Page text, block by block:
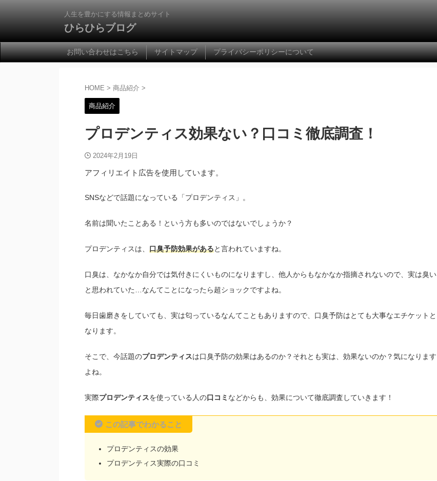
人生を豊かにする情報まとめサイト
ひらひらブログ
お問い合わせはこちら サイトマップ プライバシーポリシーについて
HOME > 商品紹介 >
商品紹介
プロデンティス効果ない？口コミ徹底調査！
2024年2月19日
アフィリエイト広告を使用しています。
SNSなどで話題になっている「プロデンティス」。
名前は聞いたことある！という方も多いのではないでしょうか？
プロデンティスは、 口臭予防効果があると言われていますね。
口臭は、なかなか自分では気付きにくいものになりますし、他人からもなかなか指摘されないので、実は臭い
と思われていた…なんてことになったら超ショックですよね。
毎日歯磨きをしていても、実は匂っているなんてこともありますので、口臭予防はとても大事なエチケットと
なります。
そこで、今話題のプロデンティスは口臭予防の効果はあるのか？それとも実は、効果ないのか？気になります
よね。
実際プロデンティスを使っている人の口コミ などからも、効果について徹底調査していきます！
この記事でわかること
プロデンティスの効果
プロデンティス実際の口コミ